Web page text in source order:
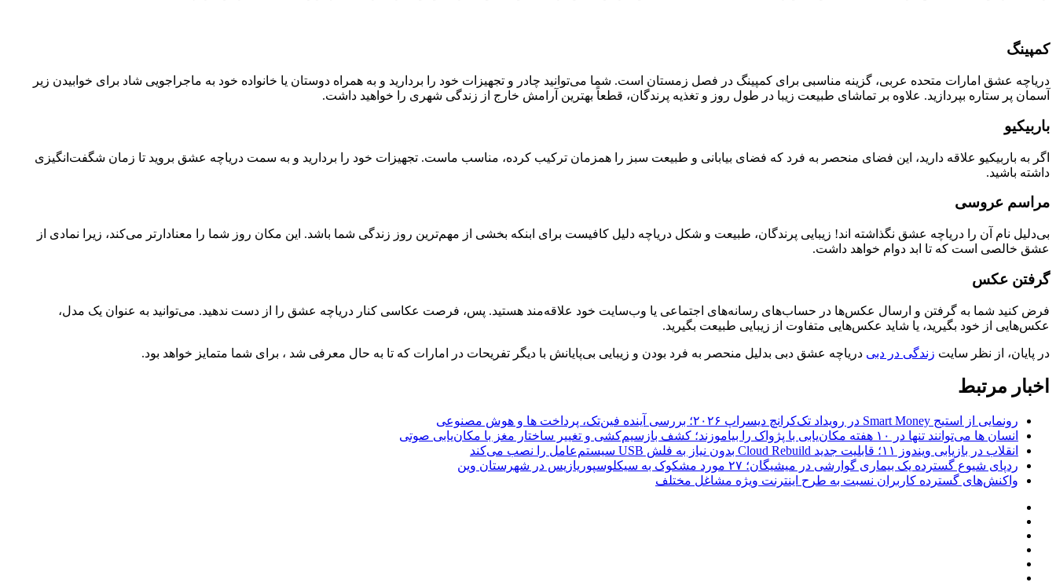
کمپینگ
دریاچه عشق امارات متحده عربی، گزینه مناسبی برای کمپینگ در فصل زمستان است. شما می‌توانید چادر و تجهیزات خود را بردارید و به همراه دوستان یا خانواده خود به ماجراجویی شاد برای خوابیدن زیر
آسمان پر ستاره‌ بپردازید. علاوه بر تماشای طبیعت زیبا در طول روز و تغذیه پرندگان، قطعاً بهترین آرامش خارج از زندگی شهری را خواهید داشت.
باربیکیو
اگر به باربیکیو علاقه دارید، این فضای منحصر به فرد که فضای بیابانی و طبیعت سبز را همزمان ترکیب کرده، مناسب ماست. تجهیزات خود را بردارید و به سمت دریاچه عشق بروید تا زمان شگفت‌انگیزی
داشته باشید.
مراسم عروسی
بی‌دلیل نام آن را دریاچه عشق نگذاشته اند! زیبایی پرندگان، طبیعت و شکل دریاچه‌ دلیل کافیست برای ابنکه بخشی از مهم‌ترین روز زندگی شما باشد. این مکان روز شما را معنادارتر می‌کند، زیرا نمادی از
عشق خالصی است که تا ابد دوام خواهد داشت.
گرفتن عکس‌
فرض کنید شما به گرفتن و ارسال عکس‌ها در حساب‌های رسانه‌های اجتماعی یا وب‌سایت خود علاقه‌مند هستید. پس، فرصت عکاسی کنار دریاچه عشق را از دست ندهید. می‌توانید به عنوان یک مدل،
عکس‌هایی از خود بگیرید، یا شاید عکس‌هایی متفاوت از زیبایی طبیعت بگیرید.
در پایان، از نظر سایت زندگی در دبی دریاچه عشق دبی بدلیل منحصر به فرد بودن و زیبایی بی‌پایانش با دیگر تفریحات در امارات که تا به حال معرفی شد ، برای شما متمایز خواهد بود.
اخبار مرتبط
رونمایی از استیج Smart Money در رویداد تک‌کرانچ دیسراپ ۲۰۲۶؛ بررسی آینده فین‌تک، پرداخت‌ ها و هوش مصنوعی
انسان‌ ها می‌توانند تنها در ۱۰ هفته مکان‌یابی با پژواک را بیاموزند؛ کشف بازسیم‌کشی و تغییر ساختار مغز با مکان‌یابی صوتی
انقلاب در بازیابی ویندوز ۱۱؛ قابلیت جدید Cloud Rebuild بدون نیاز به فلش USB سیستم‌عامل را نصب می‌کند
ردپای شیوع گسترده یک بیماری گوارشی در میشیگان؛ ۲۷ مورد مشکوک به سیکلوسپوریازیس در شهرستان وین
واکنش‌های گسترده کاربران نسبت به طرح اینترنت ویژه مشاغل مختلف